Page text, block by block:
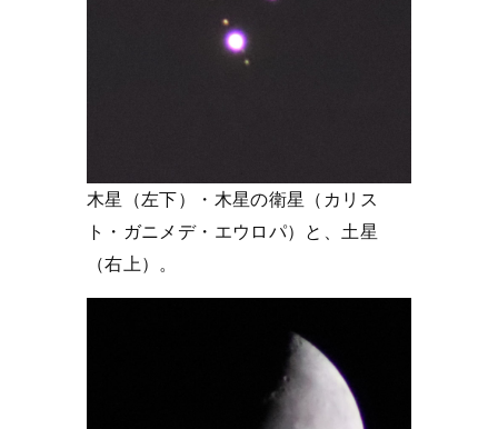
木星（左下）・木星の衛星（カリス
ト・ガニメデ・エウロパ）と、土星
（右上）。